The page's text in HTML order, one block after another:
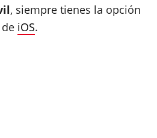
, siempre tienes la opción
iOS.